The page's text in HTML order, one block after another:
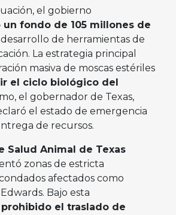
el gobierno
un fondo de 105 millones de
de herramientas de
La estrategia principal
masiva de moscas estériles
el ciclo biológico del
el gobernador de Texas,
el estado de emergencia
de recursos.
Salud Animal de Texas
zonas de estricta
afectados como
Bajo esta
el traslado de